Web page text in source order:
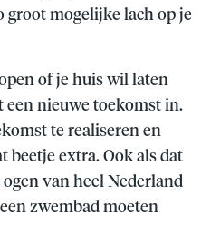
groot mogelijke lach op je
of je huis wil laten
een nieuwe toekomst in.
te realiseren en
beetje extra. Ook als dat
van heel Nederland
zwembad moeten